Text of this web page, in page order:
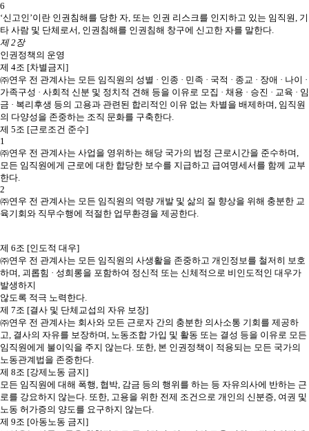
6
‘신고인’이란 인권침해를 당한 자, 또는 인권 리스크를 인지하고 있는 임직원, 기
타 사람 및 단체로서, 인권침해를 인권침해 창구에 신고한 자를 말한다.
제 2장
인권정책의 운영
제 4조 [차별금지]
㈜연우 전 관계사는 모든 임직원의 성별 · 인종 · 민족 · 국적 · 종교 · 장애 · 나이 ·
가족구성 · 사회적 신분 및 정치적 견해 등을 이유로 모집 · 채용 · 승진 · 교육 · 임
금 · 복리후생 등의 고용과 관련된 합리적인 이유 없는 차별을 배제하며, 임직원
의 다양성을 존중하는 조직 문화를 구축한다.
제 5조 [근로조건 준수]
1
㈜연우 전 관계사는 사업을 영위하는 해당 국가의 법정 근로시간을 준수하며,
모든 임직원에게 근로에 대한 합당한 보수를 지급하고 급여명세서를 함께 교부
한다.
2
㈜연우 전 관계사는 모든 임직원의 역량 개발 및 삶의 질 향상을 위해 충분한 교
육기회와 직무수행에 적절한 업무환경을 제공한다.
제 6조 [인도적 대우]
㈜연우 전 관계사는 모든 임직원의 사생활을 존중하고 개인정보를 철저히 보호
하며, 괴롭힘 · 성희롱을 포함하여 정신적 또는 신체적으로 비인도적인 대우가
발생하지
않도록 적극 노력한다.
제 7조 [결사 및 단체교섭의 자유 보장]
㈜연우 전 관계사는 회사와 모든 근로자 간의 충분한 의사소통 기회를 제공하
고, 결사의 자유를 보장하며, 노동조합 가입 및 활동 또는 결성 등을 이유로 모든
임직원에게 불이익을 주지 않는다. 또한, 본 인권정책이 적용되는 모든 국가의
노동관계법을 존중한다.
제 8조 [강제노동 금지]
모든 임직원에 대해 폭행, 협박, 감금 등의 행위를 하는 등 자유의사에 반하는 근
로를 강요하지 않는다. 또한, 고용을 위한 전제 조건으로 개인의 신분증, 여권 및
노동 허가증의 양도를 요구하지 않는다.
제 9조 [아동노동 금지]